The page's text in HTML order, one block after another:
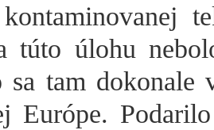
túto úlohu
sa tam
Európe.